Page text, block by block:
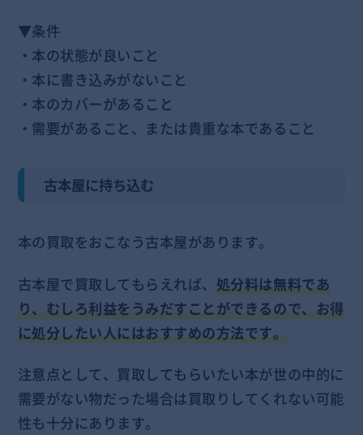
▼条件
・本の状態が良いこと
・本に書き込みがないこと
・本のカバーがあること
・需要があること、または貴重な本であること
古本屋に持ち込む
本の買取をおこなう古本屋があります。
古本屋で買取してもらえれば、 処分料は無料であ
り、むしろ利益をうみだすことができるので、お得
に処分したい人にはおすすめの方法です。
注意点として、買取してもらいたい本が世の中的に
需要がない物だった場合は買取りしてくれない可能
性も十分にあります。